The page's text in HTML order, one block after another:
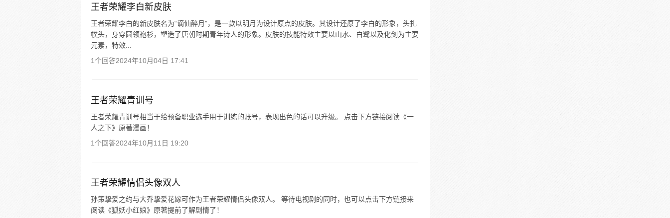
王者荣耀李白新皮肤
王者荣耀李白的新皮肤名为“谪仙醉月”，是一款以明月为设计原点的皮肤。其设计还原了李白的形象，头扎
幞头，身穿圆领袍衫，塑造了唐朝时期青年诗人的形象。皮肤的技能特效主要以山水、白鹭以及化剑为主要
元素，特效...
1个回答2024年10月04日 17:41
王者荣耀青训号
王者荣耀青训号相当于给预备职业选手用于训练的账号，表现出色的话可以升级。 点击下方链接阅读《一
人之下》原著漫画！
1个回答2024年10月11日 19:20
王者荣耀情侣头像双人
孙策挚爱之约与大乔挚爱花嫁可作为王者荣耀情侣头像双人。 等待电视剧的同时，也可以点击下方链接来
阅读《狐妖小红娘》原著提前了解剧情了！